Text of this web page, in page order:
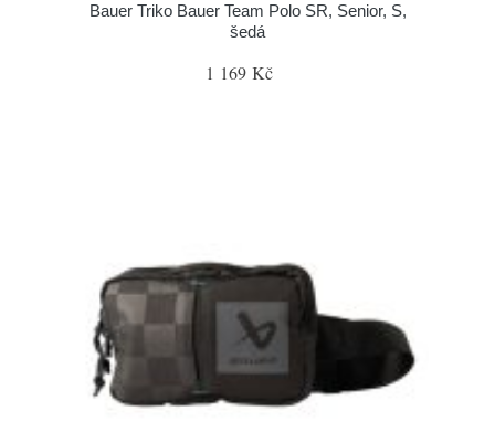
Bauer Triko Bauer Team Polo SR, Senior, S,
šedá
1 169 Kč